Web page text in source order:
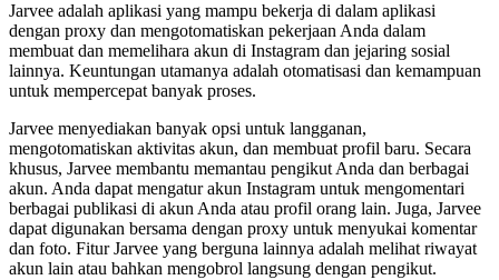
Jarvee adalah aplikasi yang mampu bekerja di dalam aplikasi
dengan proxy dan mengotomatiskan pekerjaan Anda dalam
membuat dan memelihara akun di Instagram dan jejaring sosial
lainnya. Keuntungan utamanya adalah otomatisasi dan kemampuan
untuk mempercepat banyak proses.
Jarvee menyediakan banyak opsi untuk langganan,
mengotomatiskan aktivitas akun, dan membuat profil baru. Secara
khusus, Jarvee membantu memantau pengikut Anda dan berbagai
akun. Anda dapat mengatur akun Instagram untuk mengomentari
berbagai publikasi di akun Anda atau profil orang lain. Juga, Jarvee
dapat digunakan bersama dengan proxy untuk menyukai komentar
dan foto. Fitur Jarvee yang berguna lainnya adalah melihat riwayat
akun lain atau bahkan mengobrol langsung dengan pengikut.